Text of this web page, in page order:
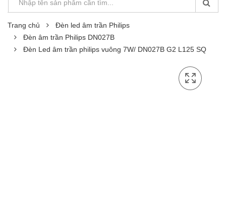
Trang chủ
Đèn led âm trần Philips
Đèn âm trần Philips DN027B
Đèn Led âm trần philips vuông 7W/ DN027B G2 L125 SQ